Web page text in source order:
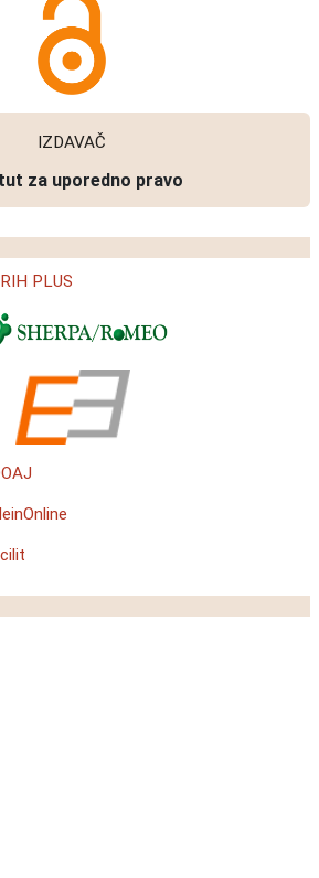
IZDAVAČ
za uporedno pravo